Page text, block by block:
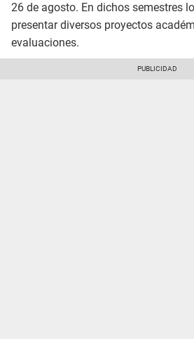
26 de agosto. En dichos semestres
presentar diversos proyectos
evaluaciones.